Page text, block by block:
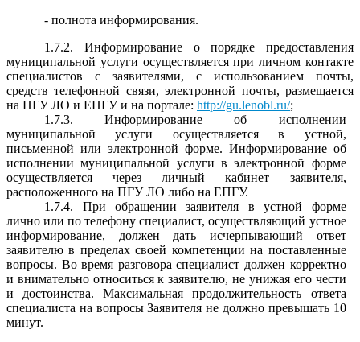
- полнота информирования.
1.7.2. Информирование о порядке предоставления
муниципальной услуги осуществляется при личном контакте
специалистов с заявителями, с использованием почты,
средств телефонной связи, электронной почты, размещается
на ПГУ ЛО и ЕПГУ и на портале: http://gu.lenobl.ru/;
1.7.3. Информирование об исполнении
муниципальной услуги осуществляется в устной,
письменной или электронной форме. Информирование об
исполнении муниципальной услуги в электронной форме
осуществляется через личный кабинет заявителя,
расположенного на ПГУ ЛО либо на ЕПГУ.
1.7.4. При обращении заявителя в устной форме
лично или по телефону специалист, осуществляющий устное
информирование, должен дать исчерпывающий ответ
заявителю в пределах своей компетенции на поставленные
вопросы. Во время разговора специалист должен корректно
и внимательно относиться к заявителю, не унижая его чести
и достоинства. Максимальная продолжительность ответа
специалиста на вопросы Заявителя не должно превышать 10
минут.